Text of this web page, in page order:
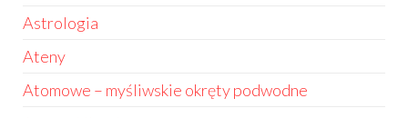
Astrologia
Ateny
Atomowe – myśliwskie okręty podwodne